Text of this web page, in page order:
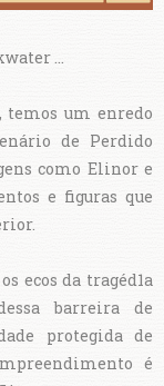
...
temos um enredo
de Perdido
como Elinor e
e figuras que
ecos da tragéd1a
barreira de
protegida de
é